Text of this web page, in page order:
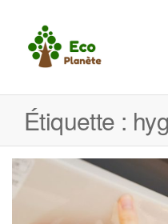
content
Étiquette :